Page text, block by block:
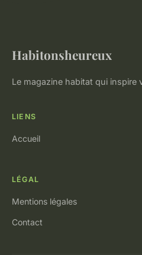
Habitonsheureux
Le magazine habitat qui inspire
LIENS
Accueil
LÉGAL
Mentions légales
Contact